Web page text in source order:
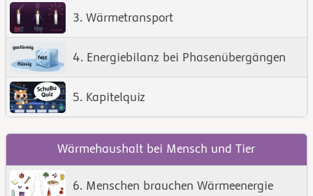
3. Wärmetransport
4. Energiebilanz bei Phasenübergängen
5. Kapitelquiz
Wärmehaushalt bei Mensch und Tier
6. Menschen brauchen Wärmeenergie